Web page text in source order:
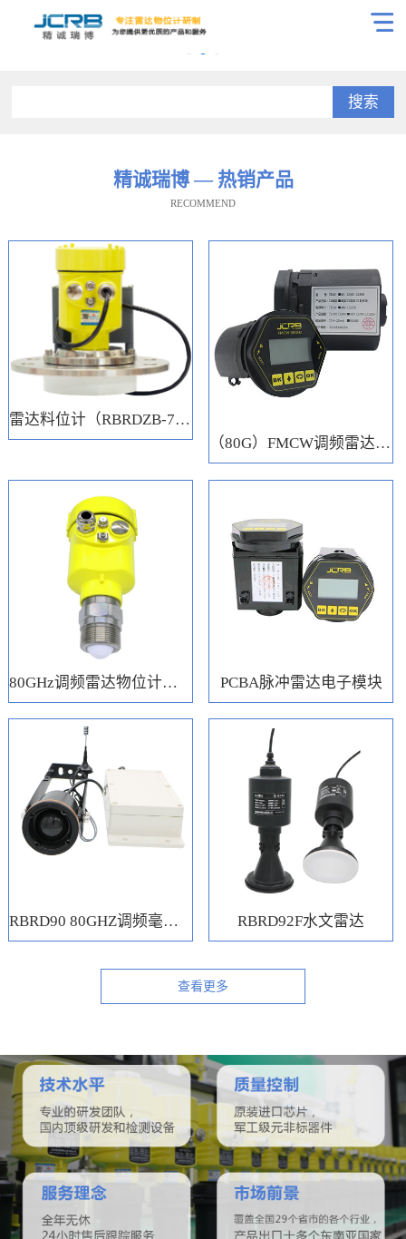
搜索
精诚瑞博 — 热销产品
RECOMMEND
雷达料位计（RBRDZB-71-6-C）
（80G）FMCW调频雷达电子模块
80GHz调频雷达物位计（RBRD71） PCBA脉冲雷达电子模块
RBRD90 80GHZ调频毫米波水位计 RBRD92F水文雷达
查看更多